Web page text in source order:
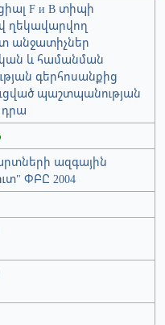
F и В տիպի
ղեկավարվող
անջատիչներ
և համանման
գերհոսանքից
պաշտպանության
ազգային
ՓԲԸ 2004